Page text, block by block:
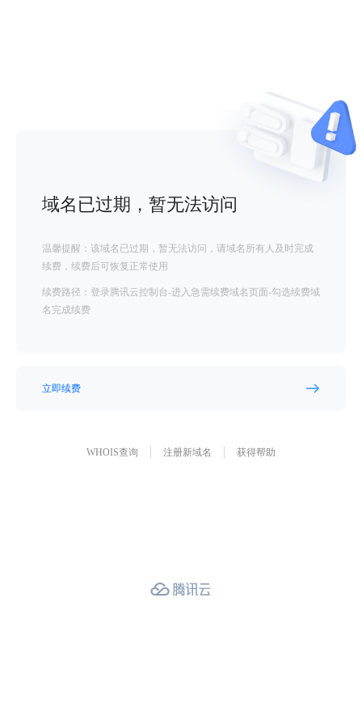
域名已过期，暂无法访问
温馨提醒：该域名已过期，暂无法访问，请域名所有人及时完成
续费，续费后可恢复正常使用
续费路径：登录腾讯云控制台-进入急需续费域名页面-勾选续费域
名完成续费
立即续费
WHOIS查询 注册新域名 获得帮助